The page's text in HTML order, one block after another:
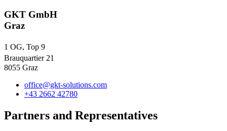
GKT GmbH
Graz
1 OG, Top 9
Brauquartier 21
8055 Graz
office@gkt-solutions.com
+43 2662 42780
Partners and Representatives